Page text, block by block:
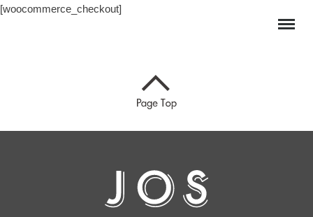
[woocommerce_checkout]